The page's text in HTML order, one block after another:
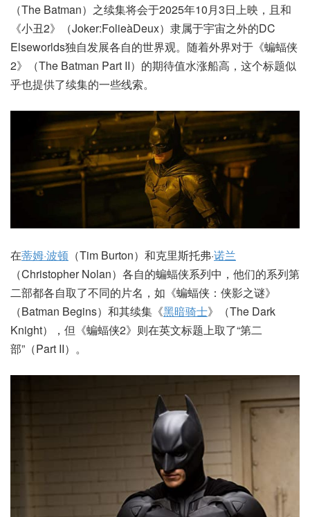
（The Batman）之续集将会于2025年10月3日上映，且和
《小丑2》（Joker:FolieàDeux）隶属于宇宙之外的DC
Elseworlds独自发展各自的世界观。随着外界对于《蝙蝠侠
2》（The Batman Part II）的期待值水涨船高，这个标题似
乎也提供了续集的一些线索。
在蒂姆·波顿 （Tim Burton）和克里斯托弗·诺兰
（Christopher Nolan）各自的蝙蝠侠系列中，他们的系列第
二部都各自取了不同的片名，如《蝙蝠侠：侠影之谜》
（Batman Begins）和其续集《黑暗骑士》（The Dark
Knight），但《蝙蝠侠2》则在英文标题上取了“第二
部”（Part II）。